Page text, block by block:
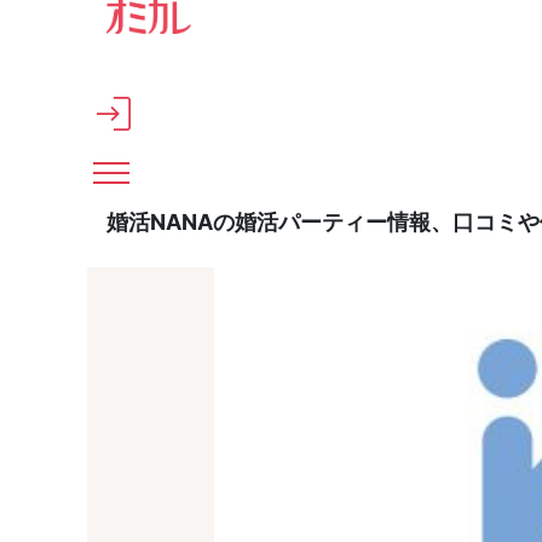
メインコンテンツへスキップ
婚活NANAの婚活パーティー情報、口コミ